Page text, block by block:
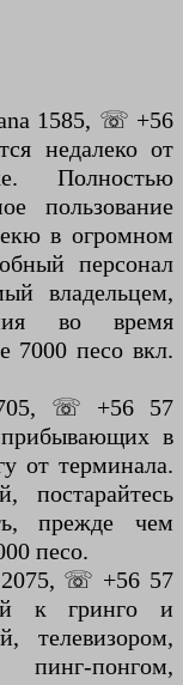
1585, ☏ +56
недалеко от
Полностью
пользование
в огромном
персонал
владельцем,
во время
7000 песо вкл.
705, ☏ +56 57
прибывающих в
от терминала.
постарайтесь
прежде чем
песо.
2075, ☏ +56 57
к гринго и
телевизором,
понгом,